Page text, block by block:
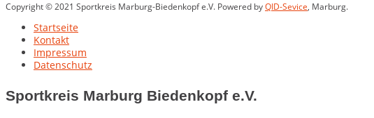
Copyright © 2021 Sportkreis Marburg-Biedenkopf e.V. Powered byQID-Sevice, Marburg.
Startseite
Kontakt
Impressum
Datenschutz
Sportkreis Marburg Biedenkopf e.V.